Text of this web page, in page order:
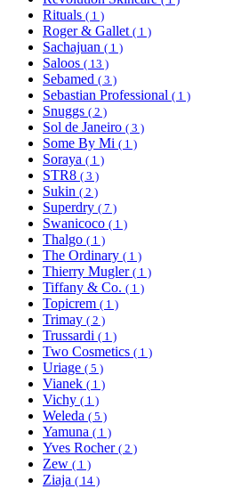
Rituals ( 1 )
Roger & Gallet ( 1 )
Sachajuan ( 1 )
Saloos ( 13 )
Sebamed ( 3 )
Sebastian Professional ( 1 )
Snuggs ( 2 )
Sol de Janeiro ( 3 )
Some By Mi ( 1 )
Soraya ( 1 )
STR8 ( 3 )
Sukin ( 2 )
Superdry ( 7 )
Swanicoco ( 1 )
Thalgo ( 1 )
The Ordinary ( 1 )
Thierry Mugler ( 1 )
Tiffany & Co. ( 1 )
Topicrem ( 1 )
Trimay ( 2 )
Trussardi ( 1 )
Two Cosmetics ( 1 )
Uriage ( 5 )
Vianek ( 1 )
Vichy ( 1 )
Weleda ( 5 )
Yamuna ( 1 )
Yves Rocher ( 2 )
Zew ( 1 )
Ziaja ( 14 )